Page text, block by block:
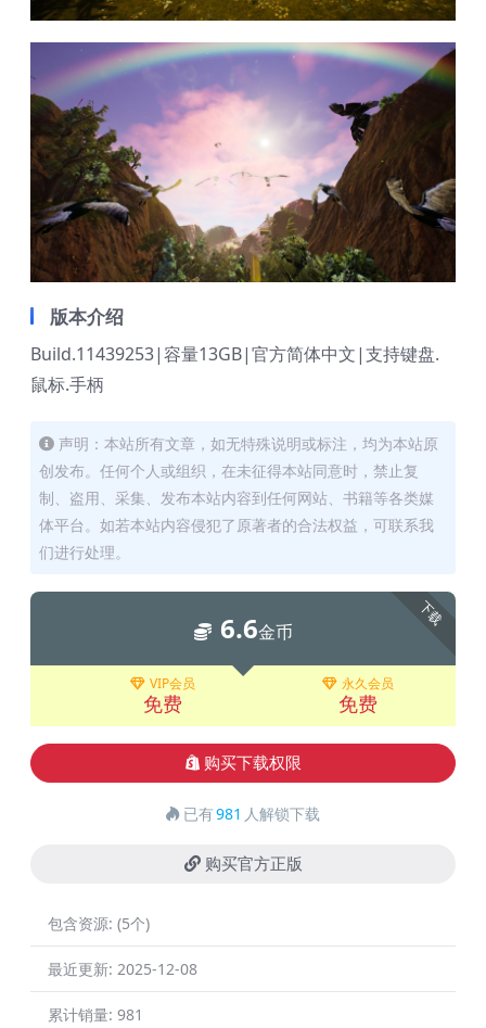
版本介绍
Build.11439253|容量13GB|官方简体中文|支持键盘.
鼠标.手柄
声明：本站所有文章，如无特殊说明或标注，均为本站原
创发布。任何个人或组织，在未征得本站同意时，禁止复
制、盗用、采集、发布本站内容到任何网站、书籍等各类媒
体平台。如若本站内容侵犯了原著者的合法权益，可联系我
们进行处理。
下载
6.6金币
VIP会员
免费
永久会员
免费
购买下载权限
已有981 人解锁下载
购买官方正版
包含资源: (5个)
最近更新: 2025-12-08
累计销量: 981